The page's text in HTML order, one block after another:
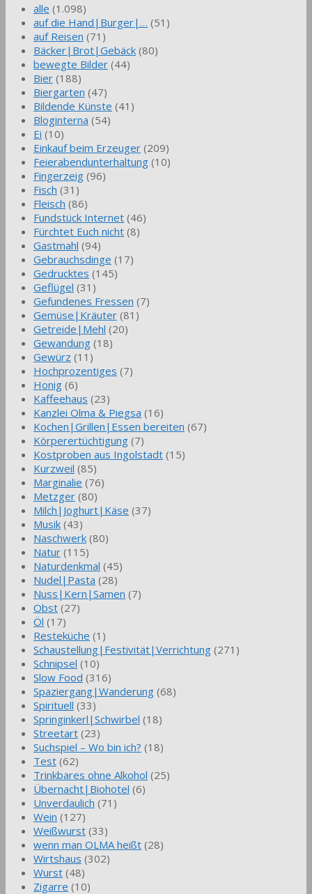
alle (1.098)
auf die Hand|Burger|… (51)
auf Reisen (71)
Bäcker|Brot|Gebäck (80)
bewegte Bilder (44)
Bier (188)
Biergarten (47)
Bildende Künste (41)
Bloginterna (54)
Ei (10)
Einkauf beim Erzeuger (209)
Feierabendunterhaltung (10)
Fingerzeig (96)
Fisch (31)
Fleisch (86)
Fundstück Internet (46)
Fürchtet Euch nicht (8)
Gastmahl (94)
Gebrauchsdinge (17)
Gedrucktes (145)
Geflügel (31)
Gefundenes Fressen (7)
Gemüse|Kräuter (81)
Getreide|Mehl (20)
Gewandung (18)
Gewürz (11)
Hochprozentiges (7)
Honig (6)
Kaffeehaus (23)
Kanzlei Olma & Piegsa (16)
Kochen|Grillen|Essen bereiten (67)
Körperertüchtigung (7)
Kostproben aus Ingolstadt (15)
Kurzweil (85)
Marginalie (76)
Metzger (80)
Milch|Joghurt|Käse (37)
Musik (43)
Naschwerk (80)
Natur (115)
Naturdenkmal (45)
Nudel|Pasta (28)
Nuss|Kern|Samen (7)
Obst (27)
Öl (17)
Resteküche (1)
Schaustellung|Festivität|Verrichtung (271)
Schnipsel (10)
Slow Food (316)
Spaziergang|Wanderung (68)
Spirituell (33)
Springinkerl|Schwirbel (18)
Streetart (23)
Suchspiel – Wo bin ich? (18)
Test (62)
Trinkbares ohne Alkohol (25)
Übernacht|Biohotel (6)
Unverdaulich (71)
Wein (127)
Weißwurst (33)
wenn man OLMA heißt (28)
Wirtshaus (302)
Wurst (48)
Zigarre (10)